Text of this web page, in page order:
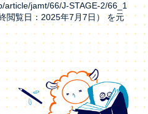
article/jamt/66/J-STAGE-2/66_1
閲覧日：2025年7月7日） を元